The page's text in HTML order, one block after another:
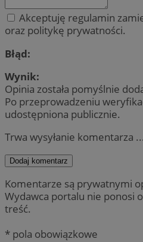
Akceptuję regulamin
oraz politykę prywatności.
Błąd:
Wynik:
Opinia została pomyślnie
Po przeprowadzeniu
udostępniona publicznie.
Trwa wysyłanie komentarza ...
Dodaj komentarz
Komentarze są prywatnymi
Wydawca portalu nie ponosi
treść.
* pola obowiązkowe